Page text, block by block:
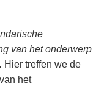
van het onderwerp
Hier treffen we de
het